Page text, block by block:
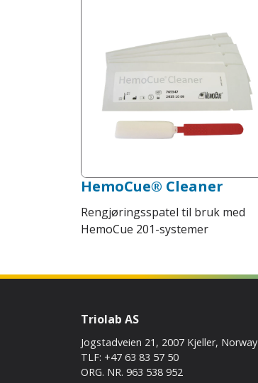
HemoCue® Cleaner
Rengjøringsspatel til bruk med
HemoCue 201-systemer
Triolab AS
Jogstadveien 21, 2007 Kjeller, Norway
TLF: +47 63 83 57 50
ORG. NR. 963 538 952